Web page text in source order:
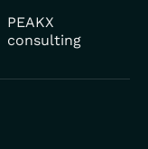
PEAKX
consulting